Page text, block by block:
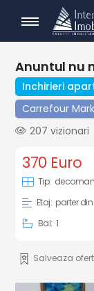
Anuntul nu
Inchirieri
Carrefour
207 vizionari
370 Euro
Tip:
Etaj: parter
Bai: 1
Salveaza